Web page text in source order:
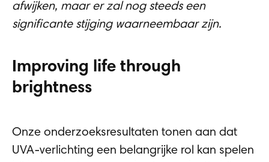
afwijken, maar er zal nog steeds een
significante stijging waarneembaar zijn.
Improving life through
brightness
Onze onderzoeksresultaten tonen aan dat
UVA-verlichting een belangrijke rol kan spelen